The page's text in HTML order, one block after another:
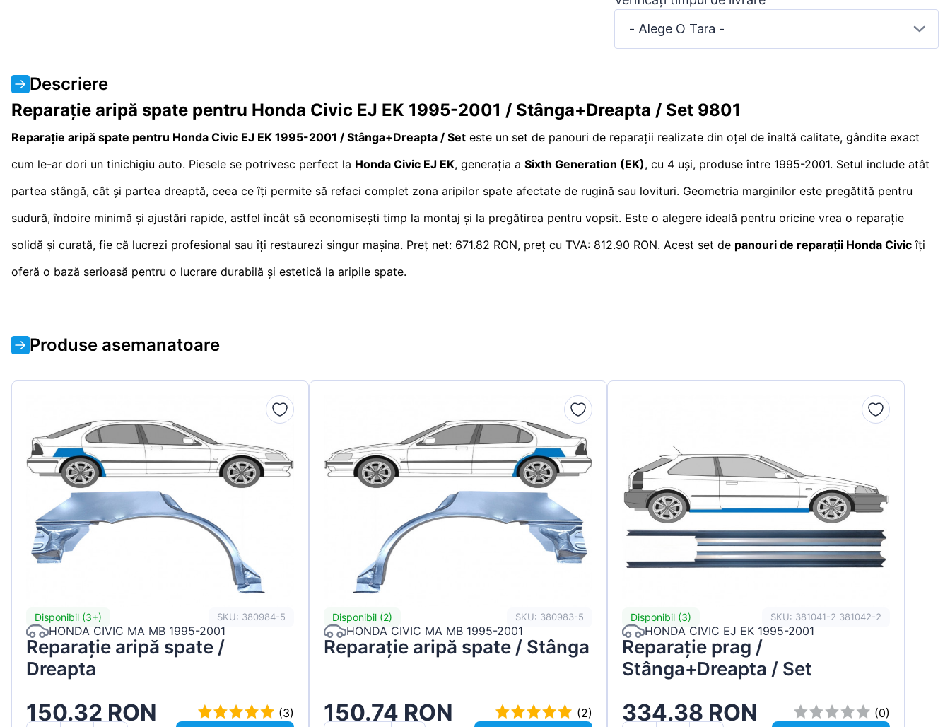
- Alege O Tara -
Descriere
Reparație aripă spate pentru Honda Civic EJ EK 1995-2001 / Stânga+Dreapta / Set 9801
Reparație aripă spate pentru Honda Civic EJ EK 1995-2001 / Stânga+Dreapta / Set este un set de panouri de reparații realizate din oțel de înaltă calitate, gândite exact
cum le-ar dori un tinichigiu auto. Piesele se potrivesc perfect la Honda Civic EJ EK, generația a Sixth Generation (EK), cu 4 uși, produse între 1995-2001. Setul include atât
partea stângă, cât și partea dreaptă, ceea ce îți permite să refaci complet zona aripilor spate afectate de rugină sau lovituri. Geometria marginilor este pregătită pentru
sudură, îndoire minimă și ajustări rapide, astfel încât să economisești timp la montaj și la pregătirea pentru vopsit. Este o alegere ideală pentru oricine vrea o reparație
solidă și curată, fie că lucrezi profesional sau îți restaurezi singur mașina. Preț net: 671.82 RON, preț cu TVA: 812.90 RON. Acest set de panouri de reparații Honda Civic îți
oferă o bază serioasă pentru o lucrare durabilă și estetică la aripile spate.
Produse asemanatoare
Disponibil (3+) SKU: 380984-5
HONDA CIVIC MA MB 1995-2001
Reparație aripă spate /
Dreapta
150.32 RON
(3)
Disponibil (2) SKU: 380983-5
HONDA CIVIC MA MB 1995-2001
Reparație aripă spate / Stânga
150.74 RON
(2)
Disponibil (3) SKU: 381041-2 381042-2
HONDA CIVIC EJ EK 1995-2001
Reparație prag /
Stânga+Dreapta / Set
334.38 RON
(0)